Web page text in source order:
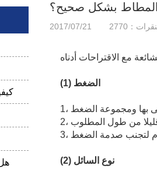
المطاط بشكل صحيح؟
2017/07/21 ：2770
(1) الضغط
(2) نوع السائل